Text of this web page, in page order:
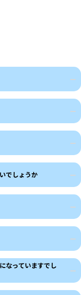
でしょうか
なっていますでし